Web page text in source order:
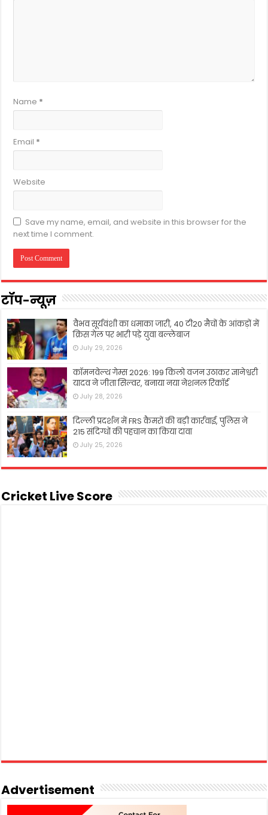
Name *
Email *
Website
Save my name, email, and website in this browser for the
next time I comment.
टॉप-न्यूज़
वैभव सूर्यवंशी का धमाका जारी, 40 टी20 मैचों के आंकड़ों में
क्रिस गेल पर भारी पड़े युवा बल्लेबाज
July 29, 2026
कॉमनवेल्थ गेम्स 2026: 199 किलो वजन उठाकर ज्ञानेश्वरी
यादव ने जीता सिल्वर, बनाया नया नेशनल रिकॉर्ड
July 28, 2026
दिल्ली प्रदर्शन में FRS कैमरों की बड़ी कार्रवाई, पुलिस ने
215 संदिग्धों की पहचान का किया दावा
July 25, 2026
Cricket Live Score
Advertisement